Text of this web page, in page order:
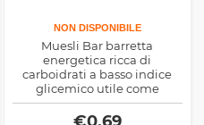
NON DISPONIBILE
Muesli Bar barretta
energetica ricca di
carboidrati a basso indice
glicemico utile come
spuntino per colazione o
anche prima del workout,